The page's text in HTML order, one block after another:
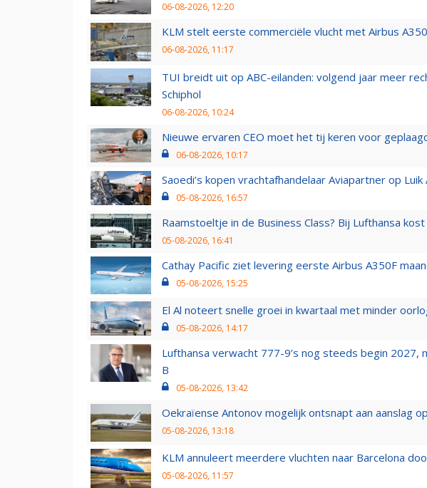
06-08-2026, 12:20
KLM stelt eerste commerciële vlucht met Airbus
06-08-2026, 11:17
TUI breidt uit op ABC-eilanden: volgend jaar meer
Schiphol
06-08-2026, 10:24
Nieuwe ervaren CEO moet het tij keren voor
06-08-2026, 10:17
Saoedi’s kopen vrachtafhandelaar Aviapartner op
05-08-2026, 16:57
Raamstoeltje in de Business Class? Bij Lufthansa
05-08-2026, 16:41
Cathay Pacific ziet levering eerste Airbus A350F
05-08-2026, 15:25
El Al noteert snelle groei in kwartaal met minder
05-08-2026, 14:17
Lufthansa verwacht 777-9’s nog steeds begin 2027,
B
05-08-2026, 13:42
Oekraïense Antonov mogelijk ontsnapt aan aanslag
05-08-2026, 13:18
KLM annuleert meerdere vluchten naar Barcelona
05-08-2026, 11:57